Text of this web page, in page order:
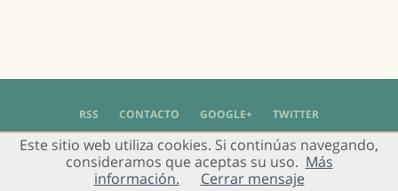
RSS CONTACTO GOOGLE+ TWITTER
© 2004 - 2018 Grupo de Usuarios de Gimp en Español -Política de Privacidad
Aviso Legal
Este sitio web utiliza cookies. Si continúas navegando,
consideramos que aceptas su uso. Más
información.
Cerrar mensaje